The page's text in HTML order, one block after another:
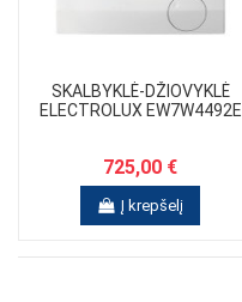
SKALBYKLĖ-DŽIOVYKLĖ
ELECTROLUX EW7W4492E
725,00 €
Į krepšelį